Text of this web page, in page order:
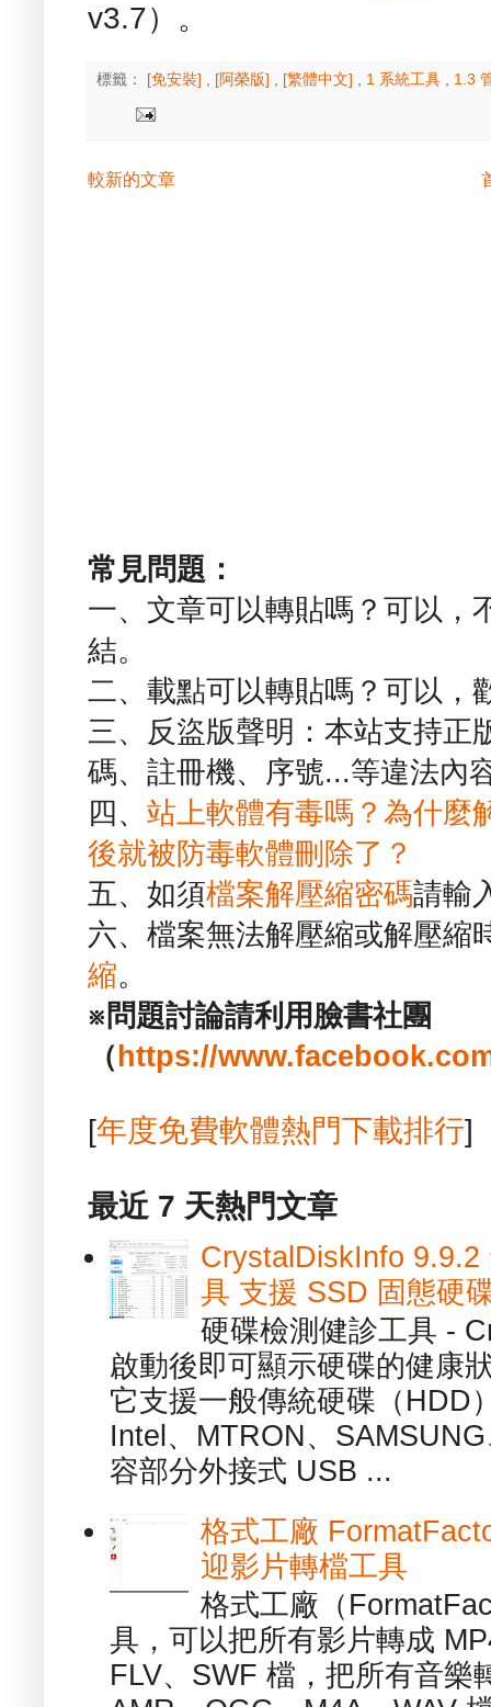
v3.7）。
標籤： [免安裝] [阿榮版] [繁體中文] 1 系統工具 1.3
較新的文章
常見問題：
一、文章可以轉貼嗎？可以，
結。
二、載點可以轉貼嗎？可以，
三、反盜版聲明：本站支持正
碼、註冊機、序號...等違法內
四、 站上軟體有毒嗎？為什麼
後就被防毒軟體刪除了？
五、如須檔案解壓縮密碼請輸
六、檔案無法解壓縮或解壓縮
縮。
※問題討論請利用臉書社團
（ https://
[年度免費軟體熱門下載排行]
最近 7 天熱門文章
CrystalDiskInfo 9.9.2
具 支援 SSD 固態硬
硬碟檢測健診工具 -
啟動後即可顯示硬碟的健康
它支援一般傳統硬碟（HDD
Intel、MTRON、
容部分外接式 USB ...
格式工廠
迎影片轉檔工具
格式工廠（
具，可以把所有影片轉成
FLV、SWF 檔，把所有音樂